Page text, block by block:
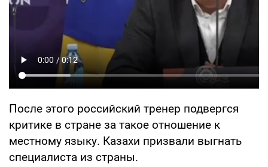
После этого российский тренер подвергся
критике в стране за такое отношение к
местному языку. Казахи призвали выгнать
специалиста из страны.